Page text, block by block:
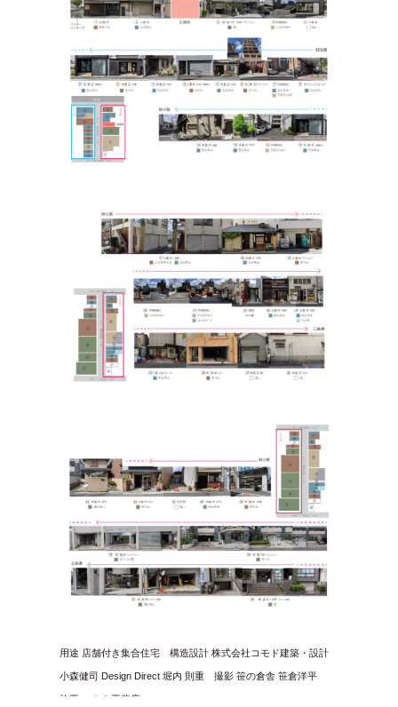
用途 店舗付き集合住宅 構造設計 株式会社コモド建築・設計
小森健司 Design Direct 堀内 則重 撮影 笹の倉舎 笹倉洋平
施工 ニカク工務店